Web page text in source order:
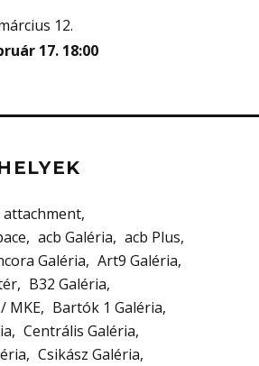
12.
17. 18:00
attachment
acb Galéria
acb Plus
Galéria
Art9 Galéria
B32 Galéria
MKE
Bartók 1 Galéria
Centrális Galéria
Csikász Galéria